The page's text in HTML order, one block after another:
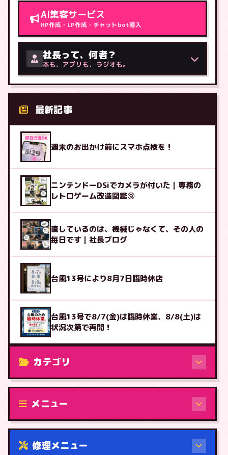
AI集客サービス
HP作成・LP作成・チャットbot導入
社長って、何者？
本も、アプリも、ラジオも。
最新記事
週末のお出かけ前にスマホ点検を！
ニンテンドーDSiでカメラが付いた｜専務の
レトロゲーム改造図鑑⑨
直しているのは、機械じゃなくて、その人の
毎日です｜社長ブログ
台風13号により8月7日臨時休店
台風13号で8/7(金)は臨時休業、8/8(土)は
状況次第で再開！
カテゴリ
修理（機種から）
メニュー
修理メニュー